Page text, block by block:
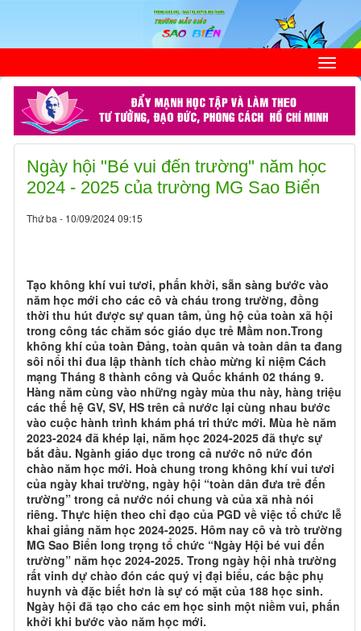
Ngày hội "Bé vui đến trường" năm học
2024 - 2025 của trường MG Sao Biển
Thứ ba - 10/09/2024 09:15
Tạo không khí vui tươi, phấn khởi, sẵn sàng bước vào
năm học mới cho các cô và cháu trong trường, đồng
thời thu hút được sự quan tâm, ủng hộ của toàn xã hội
trong công tác chăm sóc giáo dục trẻ Mầm non.Trong
không khí của toàn Đảng, toàn quân và toàn dân ta đang
sôi nổi thi đua lập thành tích chào mừng kỉ niệm Cách
mạng Tháng 8 thành công và Quốc khánh 02 tháng 9.
Hàng năm cùng vào những ngày mùa thu này, hàng triệu
các thế hệ GV, SV, HS trên cả nước lại cùng nhau bước
vào cuộc hành trình khám phá tri thức mới. Mùa hè năm
2023-2024 đã khép lại, năm học 2024-2025 đã thực sự
bắt đầu. Ngành giáo dục trong cả nước nô nức đón
chào năm học mới. Hoà chung trong không khí vui tươi
của ngày khai trường, ngày hội “toàn dân đưa trẻ đến
trường” trong cả nước nói chung và của xã nhà nói
riêng. Thực hiện theo chỉ đạo của PGD về việc tổ chức lễ
khai giảng năm học 2024-2025. Hôm nay cô và trò trường
MG Sao Biển long trọng tổ chức “Ngày Hội bé vui đến
trường” năm học 2024-2025. Trong ngày hội nhà trường
rất vinh dự chào đón các quý vị đại biểu, các bậc phụ
huynh và đặc biết hơn là sự có mặt của 188 học sinh.
Ngày hội đã tạo cho các em học sinh một niềm vui, phấn
khởi khi bước vào năm học mới.